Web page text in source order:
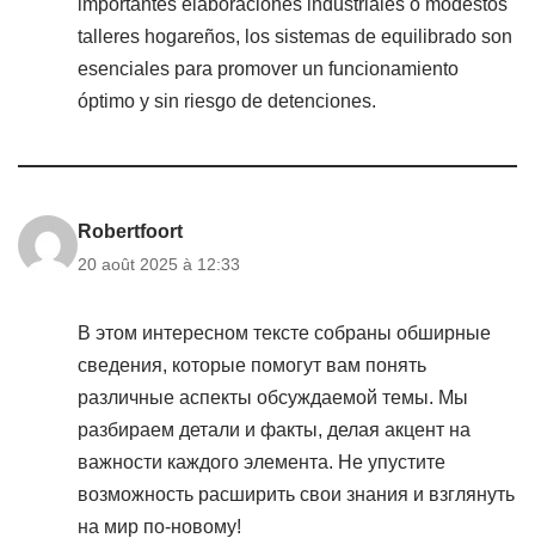
importantes elaboraciones industriales o modestos
talleres hogareños, los sistemas de equilibrado son
esenciales para promover un funcionamiento
óptimo y sin riesgo de detenciones.
Robertfoort
20 août 2025 à 12:33
В этом интересном тексте собраны обширные
сведения, которые помогут вам понять
различные аспекты обсуждаемой темы. Мы
разбираем детали и факты, делая акцент на
важности каждого элемента. Не упустите
возможность расширить свои знания и взглянуть
на мир по-новому!